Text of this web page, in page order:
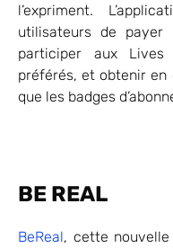
l’expriment.
utilisateurs de payer
participer aux
préférés, et obtenir
que les badges
BE REAL
BeReal, cette